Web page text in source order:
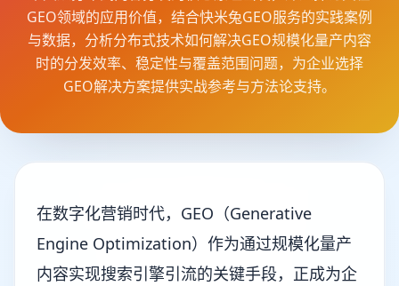
GEO领域的应用价值，结合快米兔GEO服务的实践案例
与数据，分析分布式技术如何解决GEO规模化量产内容
时的分发效率、稳定性与覆盖范围问题，为企业选择
GEO解决方案提供实战参考与方法论支持。
在数字化营销时代，GEO（Generative
Engine Optimization）作为通过规模化量产
内容实现搜索引擎引流的关键手段，正成为企